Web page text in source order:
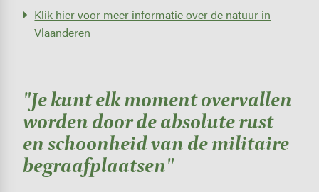
"Je kunt elk moment overvallen
worden door de absolute rust
en schoonheid van de militaire
begraafplaatsen"
Klik hier voor meer informatie over de natuur in
Vlaanderen